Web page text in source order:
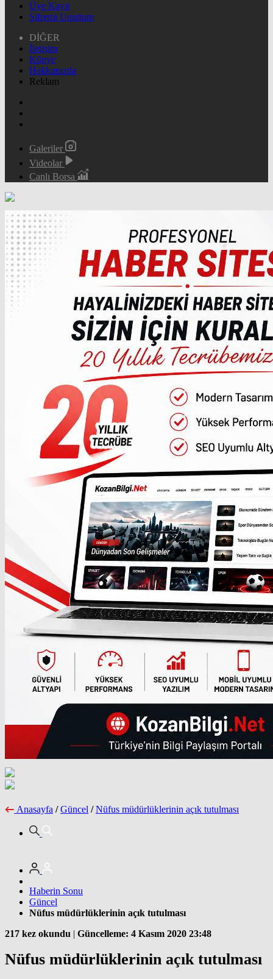
Üye Kayıt
Şifremi Unuttum
DİĞER
İletişim
Künye
Hakkımızda
Reklam
Galeriler
Videolar
Canlı Borsa
Anasayfa / Güncel / Nüfus müdürlüklerinin açık tutulması
Haberin Sonu
Güncel
Nüfus müdürlüklerinin açık tutulması
217 kez okundu | Güncelleme: 4 Kasım 2020 23:48
Nüfus müdürlüklerinin açık tutulması